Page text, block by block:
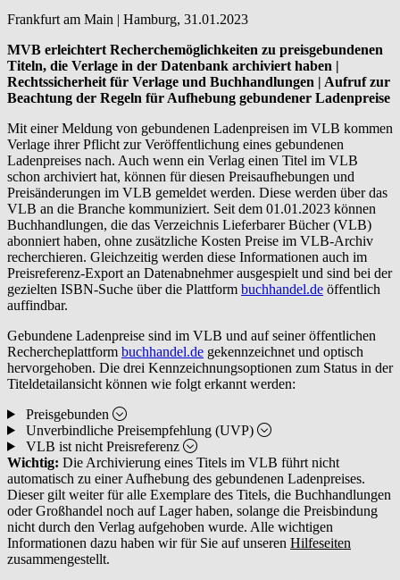
Frankfurt am Main | Hamburg, 31.01.2023
MVB erleichtert Recherchemöglichkeiten zu preisgebundenen
Titeln, die Verlage in der Datenbank archiviert haben |
Rechtssicherheit für Verlage und Buchhandlungen | Aufruf zur
Beachtung der Regeln für Aufhebung gebundener Ladenpreise
Mit einer Meldung von gebundenen Ladenpreisen im VLB kommen
Verlage ihrer Pflicht zur Veröffentlichung eines gebundenen
Ladenpreises nach. Auch wenn ein Verlag einen Titel im VLB
schon archiviert hat, können für diesen Preisaufhebungen und
Preisänderungen im VLB gemeldet werden. Diese werden über das
VLB an die Branche kommuniziert. Seit dem 01.01.2023 können
Buchhandlungen, die das Verzeichnis Lieferbarer Bücher (VLB)
abonniert haben, ohne zusätzliche Kosten Preise im VLB-Archiv
recherchieren. Gleichzeitig werden diese Informationen auch im
Preisreferenz-Export an Datenabnehmer ausgespielt und sind bei der
gezielten ISBN-Suche über die Plattform buchhandel.de öffentlich
auffindbar.
Gebundene Ladenpreise sind im VLB und auf seiner öffentlichen
Rechercheplattform buchhandel.de gekennzeichnet und optisch
hervorgehoben. Die drei Kennzeichnungsoptionen zum Status in der
Titeldetailansicht können wie folgt erkannt werden:
Preisgebunden
Unverbindliche Preisempfehlung (UVP)
VLB ist nicht Preisreferenz
Wichtig: Die Archivierung eines Titels im VLB führt nicht
automatisch zu einer Aufhebung des gebundenen Ladenpreises.
Dieser gilt weiter für alle Exemplare des Titels, die Buchhandlungen
oder Großhandel noch auf Lager haben, solange die Preisbindung
nicht durch den Verlag aufgehoben wurde. Alle wichtigen
Informationen dazu haben wir für Sie auf unseren Hilfeseiten
zusammengestellt.